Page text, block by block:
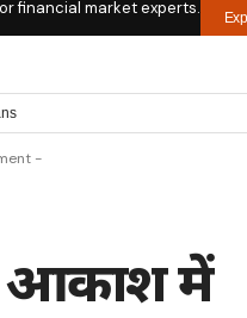
financial market experts.
-
आकाश में